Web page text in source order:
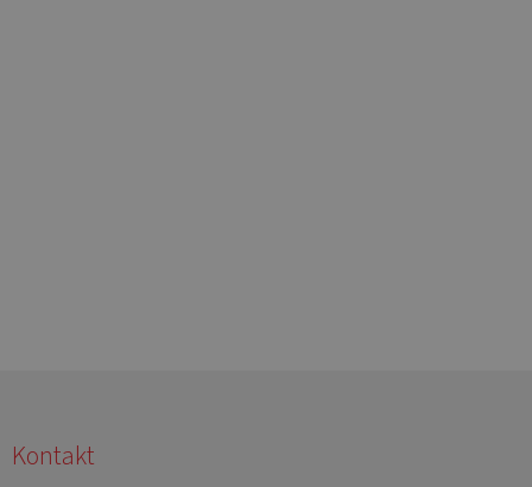
Kontakt